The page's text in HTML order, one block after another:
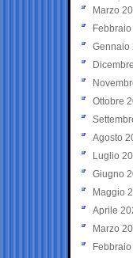
Marzo
Gennaio
Ottobre
Agosto
Luglio
Giugno
Maggio
Aprile
Marzo